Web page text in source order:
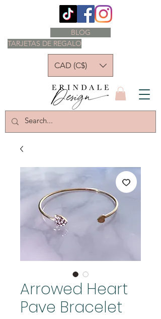
TARJETAS DE REGALO
BLOG
CAD (C$)
Arrowed Heart
Pave Bracelet